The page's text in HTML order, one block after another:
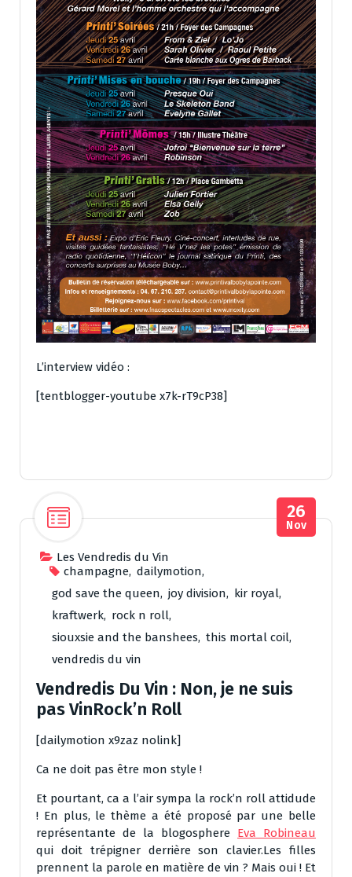
L’interview vidéo :
[tentblogger-youtube x7k-rT9cP38]
Les Vendredis du Vin
champagne, dailymotion,
god save the queen, joy division, kir royal,
kraftwerk, rock n roll,
siouxsie and the banshees, this mortal coil,
vendredis du vin
26
Nov
Vendredis Du Vin : Non, je ne suis
pas VinRock’n Roll
[dailymotion x9zaz nolink]
Ca ne doit pas être mon style !
Et pourtant, ca a l’air sympa la rock’n roll attidude
! En plus, le thème a été proposé par une belle
représentante de la blogosphere Eva Robineau
qui doit trépigner derrière son clavier.Les filles
prennent la parole en matière de vin ? Mais oui ! Et